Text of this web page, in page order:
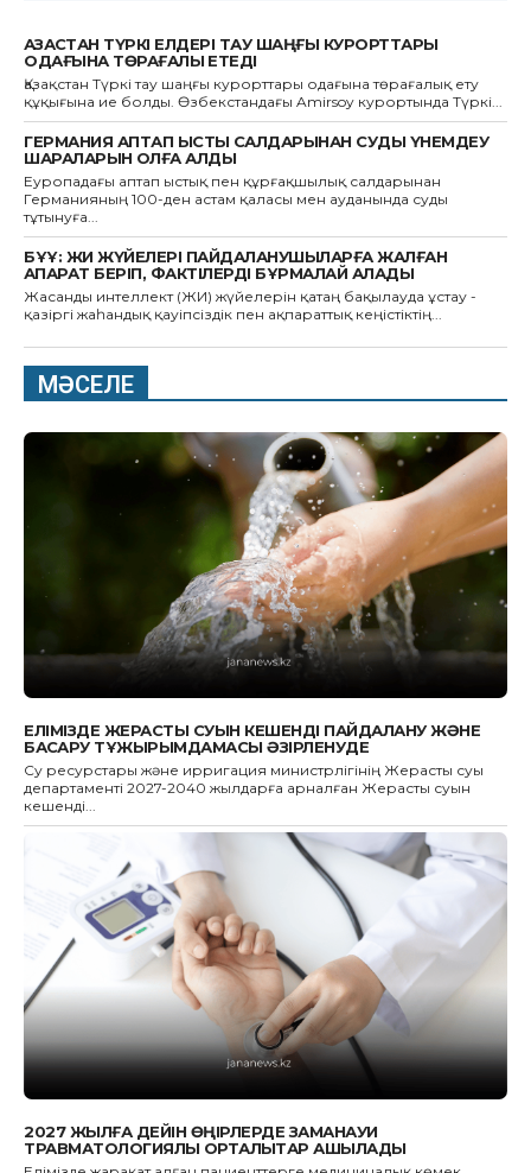
ҚАЗАҚСТАН ТҮРКІ ЕЛДЕРІ ТАУ ШАҢҒЫ КУРОРТТАРЫ
ОДАҒЫНА ТӨРАҒАЛЫҚ ЕТЕДІ
Қазақстан Түркі тау шаңғы курорттары одағына төрағалық ету
құқығына ие болды. Өзбекстандағы Amirsoy курортында Түркі...
ГЕРМАНИЯ АПТАП ЫСТЫҚ САЛДАРЫНАН СУДЫ ҮНЕМДЕУ
ШАРАЛАРЫН ҚОЛҒА АЛДЫ
Еуропадағы аптап ыстық пен құрғақшылық салдарынан
Германияның 100-ден астам қаласы мен ауданында суды
тұтынуға...
БҰҰ: ЖИ ЖҮЙЕЛЕРІ ПАЙДАЛАНУШЫЛАРҒА ЖАЛҒАН
АҚПАРАТ БЕРІП, ФАКТІЛЕРДІ БҰРМАЛАЙ АЛАДЫ
Жасанды интеллект (ЖИ) жүйелерін қатаң бақылауда ұстау -
қазіргі жаһандық қауіпсіздік пен ақпараттық кеңістіктің...
МӘСЕЛЕ
ЕЛІМІЗДЕ ЖЕРАСТЫ СУЫН КЕШЕНДІ ПАЙДАЛАНУ ЖӘНЕ
БАСҚАРУ ТҰЖЫРЫМДАМАСЫ ӘЗІРЛЕНУДЕ
Су ресурстары және ирригация министрлігінің Жерасты суы
департаменті 2027-2040 жылдарға арналған Жерасты суын
кешенді...
2027 ЖЫЛҒА ДЕЙІН ӨҢІРЛЕРДЕ ЗАМАНАУИ
ТРАВМАТОЛОГИЯЛЫҚ ОРТАЛЫҚТАР АШЫЛАДЫ